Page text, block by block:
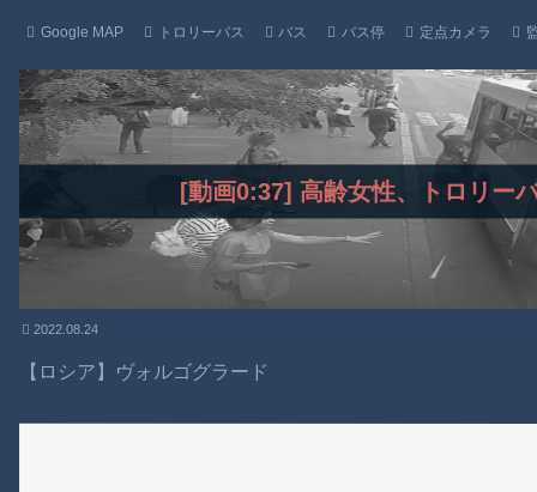
Google MAP トロリーバス バス バス停 定点カメラ
[動画0:37] 高齢女性、トロリー
2022.08.24
【ロシア】ヴォルゴグラード